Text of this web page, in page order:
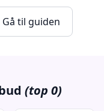
Gå til guiden
(top 0)